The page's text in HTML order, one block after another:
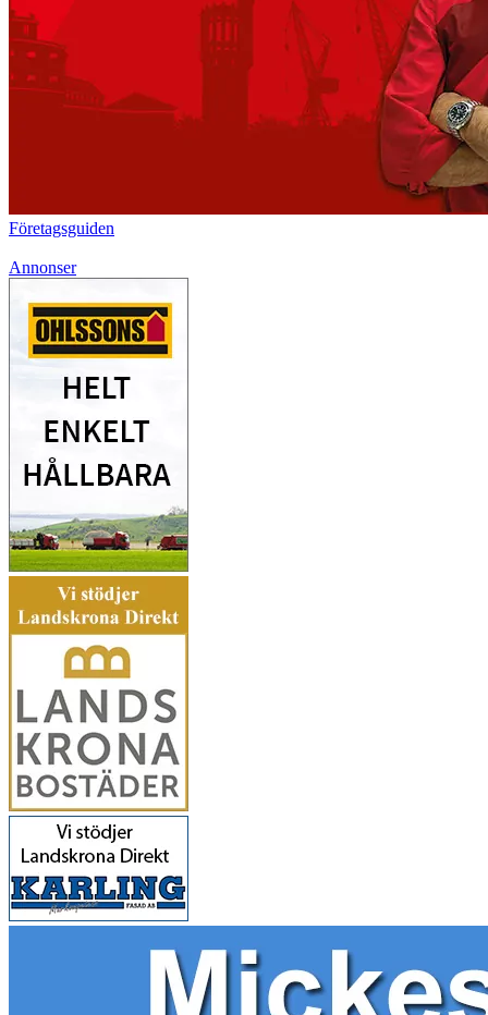
Företagsguiden
Annonser